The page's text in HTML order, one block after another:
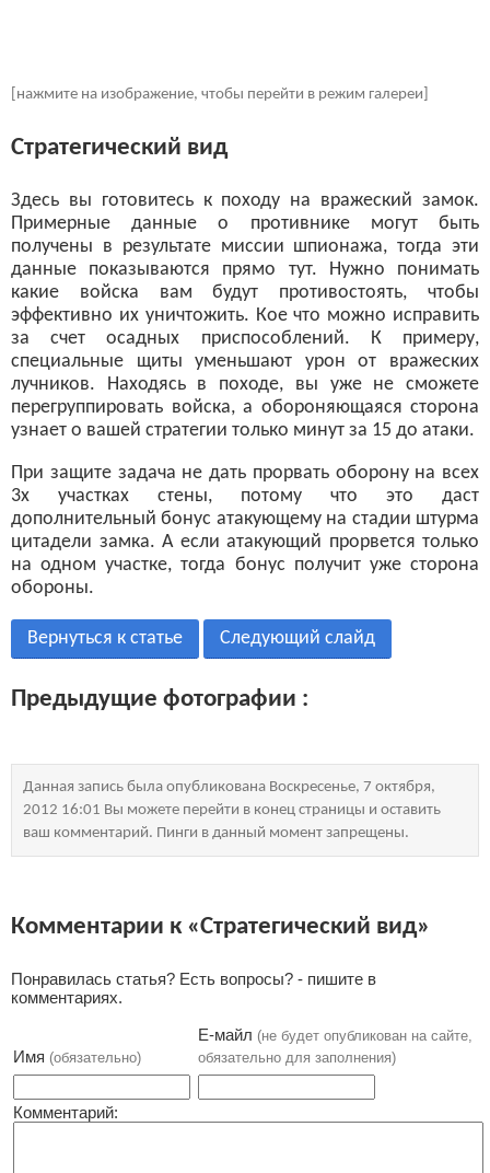
[нажмите на изображение, чтобы перейти в режим галереи]
Стратегический вид
Здесь вы готовитесь к походу на вражеский замок.
Примерные данные о противнике могут быть
получены в результате миссии шпионажа, тогда эти
данные показываются прямо тут. Нужно понимать
какие войска вам будут противостоять, чтобы
эффективно их уничтожить. Кое что можно исправить
за счет осадных приспособлений. К примеру,
специальные щиты уменьшают урон от вражеских
лучников. Находясь в походе, вы уже не сможете
перегруппировать войска, а обороняющаяся сторона
узнает о вашей стратегии только минут за 15 до атаки.
При защите задача не дать прорвать оборону на всех
3х участках стены, потому что это даст
дополнительный бонус атакующему на стадии штурма
цитадели замка. А если атакующий прорвется только
на одном участке, тогда бонус получит уже сторона
обороны.
Вернуться к статье Следующий слайд
Предыдущие фотографии :
Данная запись была опубликована Воскресенье, 7 октября,
2012 16:01 Вы можете перейти в конец страницы и оставить
ваш комментарий. Пинги в данный момент запрещены.
Комментарии к «Стратегический вид»
Понравилась статья? Есть вопросы? - пишите в
комментариях.
Имя (обязательно)
Е-майл (не будет опубликован на сайте,
обязательно для заполнения)
Комментарий: